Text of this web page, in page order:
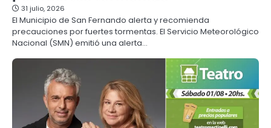
31 julio, 2026
El Municipio de San Fernando alerta y recomienda
precauciones por fuertes tormentas. El Servicio Meteorológico
Nacional (SMN) emitió una alerta…